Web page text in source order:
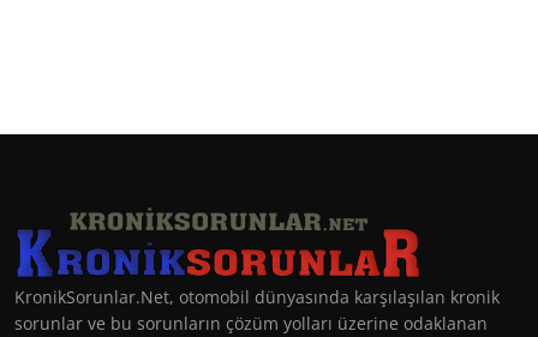
KronikSorunlar.Net, otomobil dünyasında karşılaşılan kronik
sorunlar ve bu sorunların çözüm yolları üzerine odaklanan